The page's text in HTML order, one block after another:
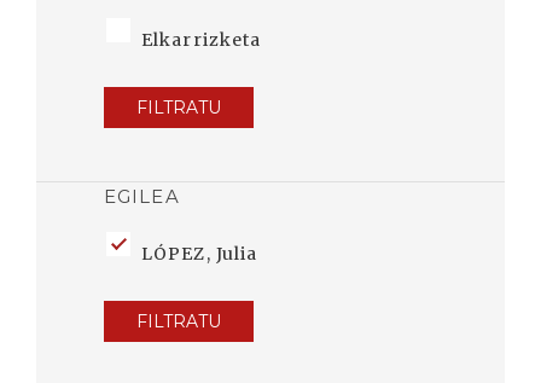
Elkarrizketa
FILTRATU
EGILEA
LÓPEZ, Julia
FILTRATU